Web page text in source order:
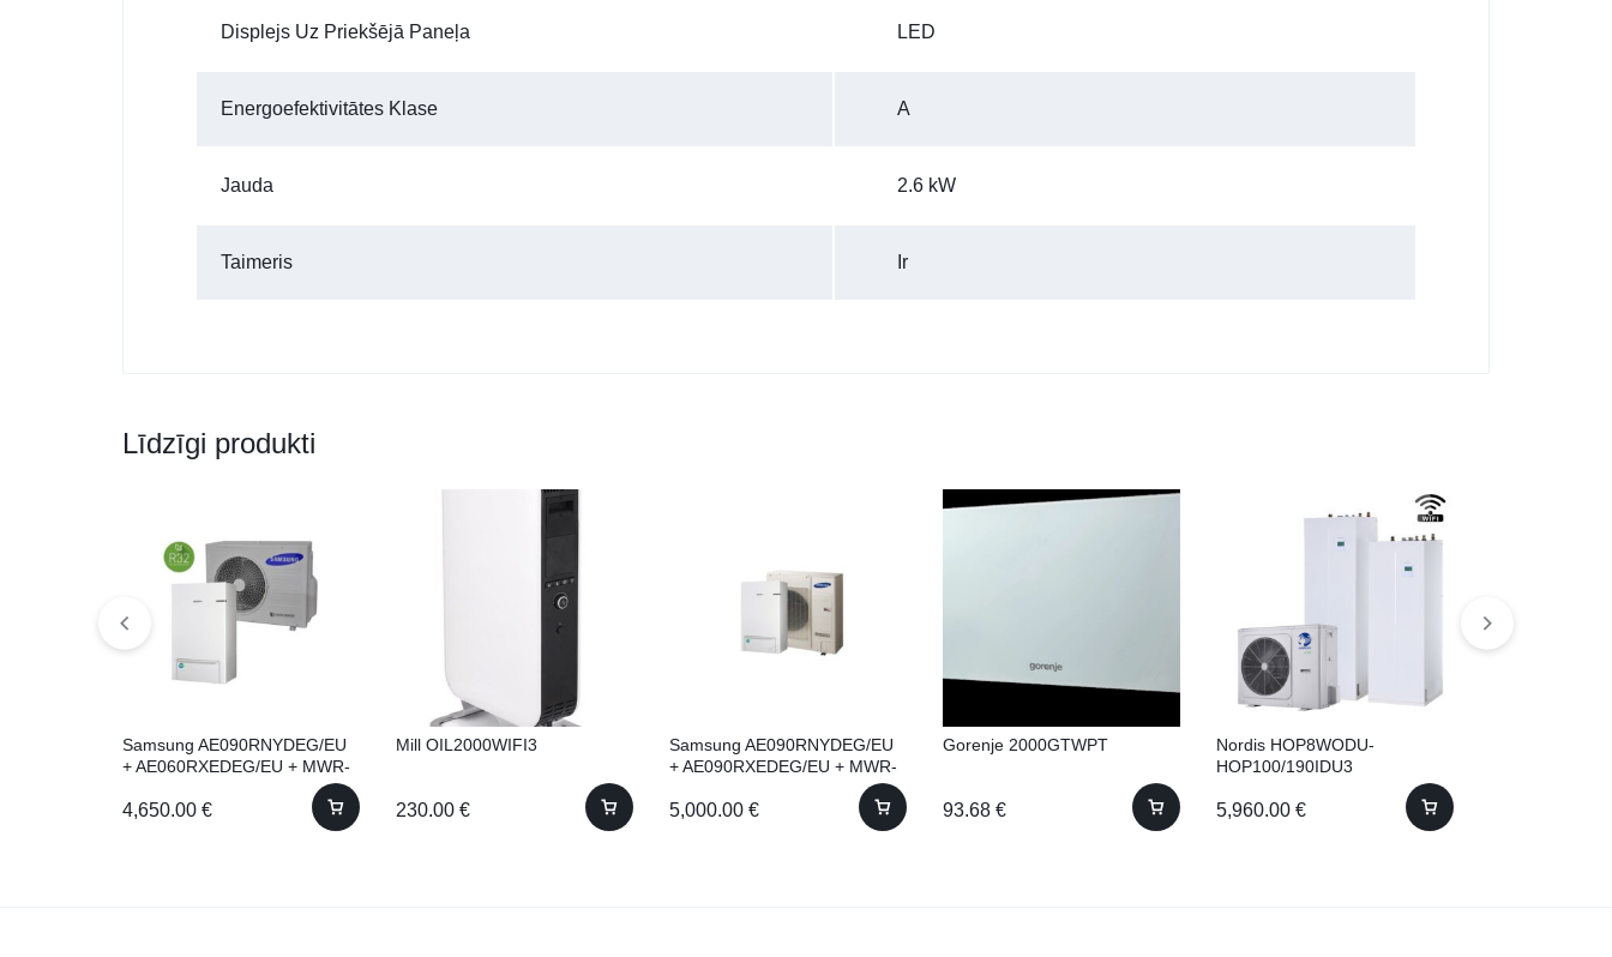
Displejs Uz Priekšējā Paneļa LED
Energoefektivitātes Klase A
Jauda 2.6 kW
Taimeris Ir
Līdzīgi produkti
Samsung AE090RNYDEG/EU
+ AE060RXEDEG/EU + MWR-
Komplekts Ārējais + iekšejais
4,650.00 €
Mill OIL2000WIFI3
230.00 €
Samsung AE090RNYDEG/EU
+ AE090RXEDEG/EU + MWR-
Komplekts Ārējais + iekšejais
5,000.00 €
Gorenje 2000GTWPT
93.68 €
Nordis HOP8WODU-
HOP100/190IDU3
5,960.00 €